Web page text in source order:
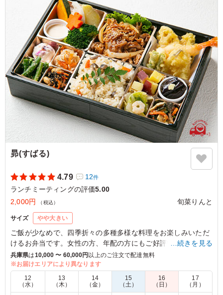
※国産特A米を使用しています。
5.0 都島b型支援ラボ
ここのお弁当が人気なのは、お米のこだわりと、それに合
う、オカズのバランスだと思います このご時世だから、
品質を落としたり、量を少なくする店が多いですが、この
お店はサバがブリの照り焼きに変わったり、御飯の量が変
わらなかったり、それが一番の人気の理由と思います
ご利用シーン：会議・セミナー›ランチミーティング
大阪府大阪市都島区中野町
2026/07/06
昴(すばる)
4.79 12件
ランチミーティングの評価5.00
2,000円
（税込） 旬菜りんと
サイズ やや大きい
ご飯が少なめで、四季折々の多種多様な料理をお楽しみいただ
けるお弁当です。女性の方、年配の方にもご好評いただいてお
ります。
5.0
お弁当は、お肉料理、天ぷらにお野菜と、たくさんの種類
…続きを見る
兵庫県は10,000 〜 60,000円以上のご注文で配達無料
※お届けエリアにより異なります
12
（水）
13
（木）
14
（金）
15
（土）
16
（日）
17
（月）